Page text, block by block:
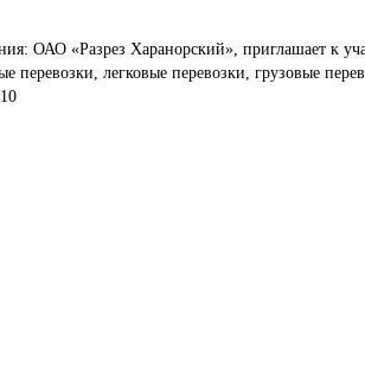
ОАО «Разрез Харанорский», приглашает к
перевозки, легковые перевозки, грузовые